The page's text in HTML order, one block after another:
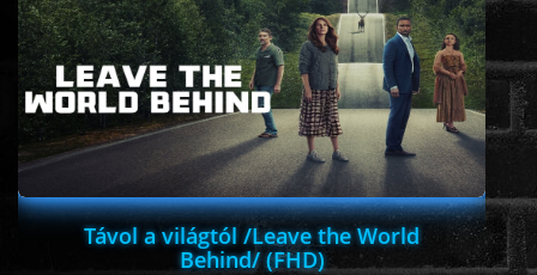
Távol a világtól /Leave the World
Behind/ (FHD)